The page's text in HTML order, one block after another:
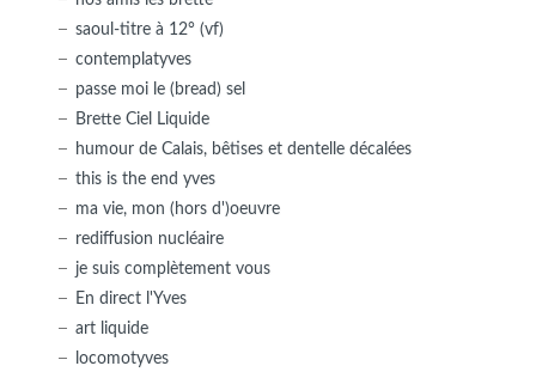
saoul-titre à 12° (vf)
contemplatyves
passe moi le (bread) sel
Brette Ciel Liquide
humour de Calais, bêtises et dentelle décalées
this is the end yves
ma vie, mon (hors d')oeuvre
rediffusion nucléaire
je suis complètement vous
En direct l'Yves
art liquide
locomotyves